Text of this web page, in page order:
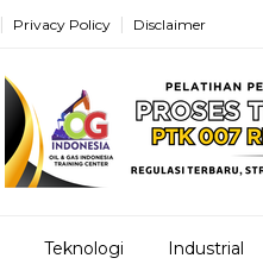
Privacy Policy Disclaimer
Teknologi Industrial